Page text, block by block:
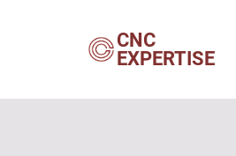
CNC
EXPERTISE